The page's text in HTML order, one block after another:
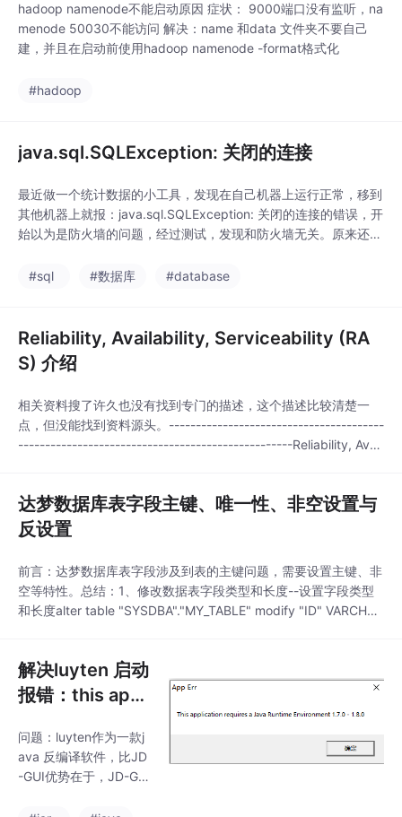
hadoop namenode不能启动原因 症状： 9000端口没有监听，na
menode 50030不能访问 解决：name 和data 文件夹不要自己
建，并且在启动前使用hadoop namenode -format格式化
#hadoop
java.sql.SQLException: 关闭的连接
最近做一个统计数据的小工具，发现在自己机器上运行正常，移到
其他机器上就报：java.sql.SQLException: 关闭的连接的错误，开
始以为是防火墙的问题，经过测试，发现和防火墙无关。原来还是
变量，则除了判断为空外，还要判断是否关闭，见下面代码黑体字
#sql #数据库 #database
Reliability, Availability, Serviceability (RA
S) 介绍
相关资料搜了许久也没有找到专门的描述，这个描述比较清楚一
点，但没能找到资料源头。----------------------------------------
---------------------------------------------------Reliability, Avail
达梦数据库表字段主键、唯一性、非空设置与
反设置
前言：达梦数据库表字段涉及到表的主键问题，需要设置主键、非
空等特性。总结：1、修改数据表字段类型和长度--设置字段类型
和长度alter table "SYSDBA"."MY_TABLE" modify "ID" VARCHAR
er t...
解决luyten 启动
报错：this appli
a java runtime
问题：luyten作为一款j
ava 反编译软件，比JD
-GUI优势在于，JD-GUI